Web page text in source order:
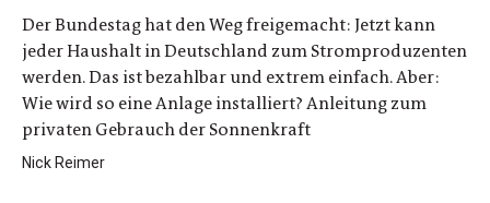
Der Bundestag hat den Weg freigemacht: Jetzt kann
jeder Haushalt in Deutschland zum Stromproduzenten
werden. Das ist bezahlbar und extrem einfach. Aber:
Wie wird so eine Anlage installiert? Anleitung zum
privaten Gebrauch der Sonnenkraft
Nick Reimer